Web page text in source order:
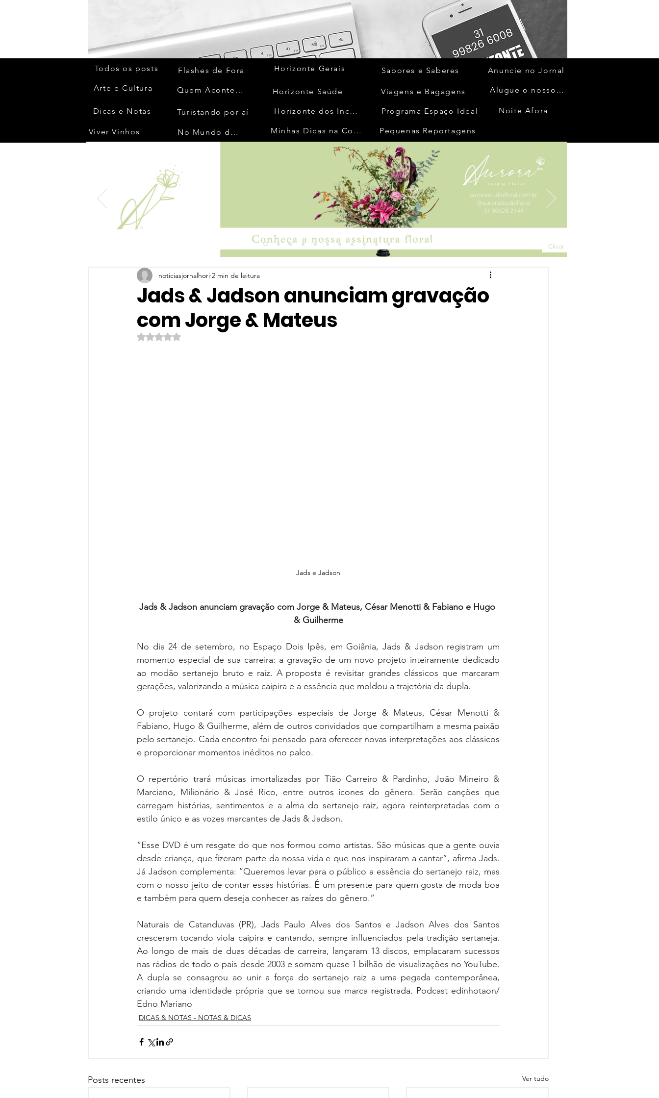
Todos os posts
Arte e Cultura
Dicas e Notas
Viver Vinhos
Flashes de Fora
Quem Acontece
Turistando por aí
No Mundo da Moda
Horizonte Gerais
Horizonte Saúde
Horizonte dos Inconfidentes
Minhas Dicas na Cozinha
Sabores e Saberes
Viagens e Bagagens
Programa Espaço Ideal
Anuncie no Jornal
Alugue o nosso espaço
Noite Afora
Pequenas Reportagens
Clicar
Jads & Jadson anunciam gravação
com Jorge & Mateus
noticiasjornalhori 2 min de leitura
Avaliado com NaN de 5 estrelas.
Jads e Jadson
Jads & Jadson anunciam gravação com Jorge & Mateus, César Menotti & Fabiano e Hugo
& Guilherme
No dia 24 de setembro, no Espaço Dois Ipês, em Goiânia, Jads & Jadson registram um
momento especial de sua carreira: a gravação de um novo projeto inteiramente dedicado
ao modão sertanejo bruto e raiz. A proposta é revisitar grandes clássicos que marcaram
gerações, valorizando a música caipira e a essência que moldou a trajetória da dupla.
O projeto contará com participações especiais de Jorge & Mateus, César Menotti &
Fabiano, Hugo & Guilherme, além de outros convidados que compartilham a mesma paixão
pelo sertanejo. Cada encontro foi pensado para oferecer novas interpretações aos clássicos
e proporcionar momentos inéditos no palco.
O repertório trará músicas imortalizadas por Tião Carreiro & Pardinho, João Mineiro &
Marciano, Milionário & José Rico, entre outros ícones do gênero. Serão canções que
carregam histórias, sentimentos e a alma do sertanejo raiz, agora reinterpretadas com o
estilo único e as vozes marcantes de Jads & Jadson.
“Esse DVD é um resgate do que nos formou como artistas. São músicas que a gente ouvia
desde criança, que fizeram parte da nossa vida e que nos inspiraram a cantar”, afirma Jads.
Já Jadson complementa: “Queremos levar para o público a essência do sertanejo raiz, mas
com o nosso jeito de contar essas histórias. É um presente para quem gosta de moda boa
e também para quem deseja conhecer as raízes do gênero.”
Naturais de Catanduvas (PR), Jads Paulo Alves dos Santos e Jadson Alves dos Santos
cresceram tocando viola caipira e cantando, sempre influenciados pela tradição sertaneja.
Ao longo de mais de duas décadas de carreira, lançaram 13 discos, emplacaram sucessos
nas rádios de todo o país desde 2003 e somam quase 1 bilhão de visualizações no YouTube.
A dupla se consagrou ao unir a força do sertanejo raiz a uma pegada contemporânea,
criando uma identidade própria que se tornou sua marca registrada. Podcast edinhotaon/
Edno Mariano
DICAS & NOTAS - NOTAS & DICAS
Posts recentes Ver tudo